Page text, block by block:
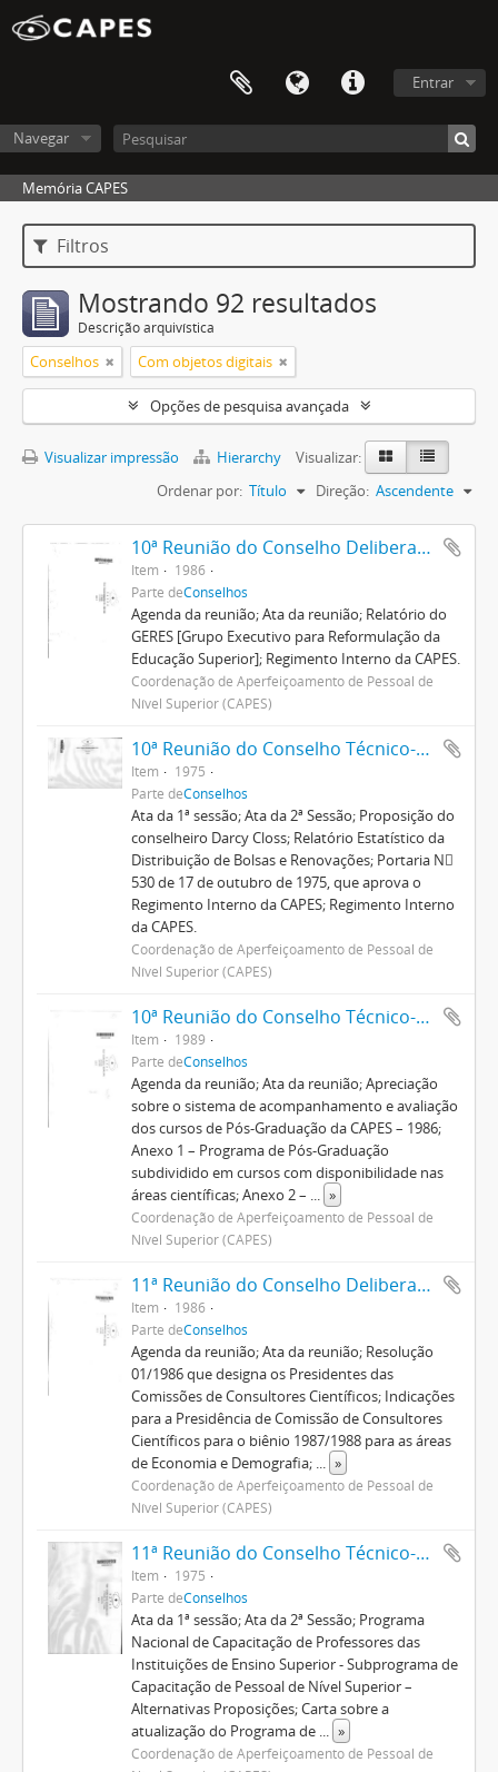
Entrar
Navegar
Memória CAPES
Filtros
Mostrando 92 resultados
Descrição arquivística
Conselhos Com objetos digitais
Opções de pesquisa avançada
Visualizar impressão Hierarchy
Visualizar:
Ordenar por: Título Direção: Ascendente
10ª Reunião do Conselho Deliberativo
Item
1986
Parte deConselhos
Agenda da reunião; Ata da reunião; Relatório do
GERES [Grupo Executivo para Reformulação da
Educação Superior]; Regimento Interno da CAPES.
Coordenação de Aperfeiçoamento de Pessoal de
Nível Superior (CAPES)
10ª Reunião do Conselho Técnico-Administrativo
Item
1975
Parte deConselhos
Ata da 1ª sessão; Ata da 2ª Sessão; Proposição do
conselheiro Darcy Closs; Relatório Estatístico da
Distribuição de Bolsas e Renovações; Portaria N
530 de 17 de outubro de 1975, que aprova o
Regimento Interno da CAPES; Regimento Interno
da CAPES.
Coordenação de Aperfeiçoamento de Pessoal de
Nível Superior (CAPES)
10ª Reunião do Conselho Técnico-Científico
Item
1989
Parte deConselhos
Agenda da reunião; Ata da reunião; Apreciação
sobre o sistema de acompanhamento e avaliação
dos cursos de Pós-Graduação da CAPES – 1986;
Anexo 1 – Programa de Pós-Graduação
subdividido em cursos com disponibilidade nas
áreas científicas; Anexo 2 – ... »
Coordenação de Aperfeiçoamento de Pessoal de
Nível Superior (CAPES)
11ª Reunião do Conselho Deliberativo
Item
1986
Parte deConselhos
Agenda da reunião; Ata da reunião; Resolução
01/1986 que designa os Presidentes das
Comissões de Consultores Científicos; Indicações
para a Presidência de Comissão de Consultores
Científicos para o biênio 1987/1988 para as áreas
de Economia e Demografia; ... »
Coordenação de Aperfeiçoamento de Pessoal de
Nível Superior (CAPES)
11ª Reunião do Conselho Técnico-Administrativo
Item
1975
Parte deConselhos
Ata da 1ª sessão; Ata da 2ª Sessão; Programa
Nacional de Capacitação de Professores das
Instituições de Ensino Superior - Subprograma de
Capacitação de Pessoal de Nível Superior –
Alternativas Proposições; Carta sobre a
atualização do Programa de ... »
Coordenação de Aperfeiçoamento de Pessoal de